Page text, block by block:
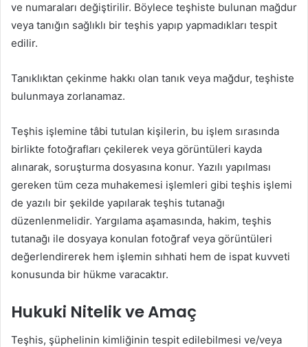
ve numaraları değiştirilir. Böylece teşhiste bulunan mağdur
veya tanığın sağlıklı bir teşhis yapıp yapmadıkları tespit
edilir.
Tanıklıktan çekinme hakkı olan tanık veya mağdur, teşhiste
bulunmaya zorlanamaz.
Teşhis işlemine tâbi tutulan kişilerin, bu işlem sırasında
birlikte fotoğrafları çekilerek veya görüntüleri kayda
alınarak, soruşturma dosyasına konur. Yazılı yapılması
gereken tüm ceza muhakemesi işlemleri gibi teşhis işlemi
de yazılı bir şekilde yapılarak teşhis tutanağı
düzenlenmelidir. Yargılama aşamasında, hakim, teşhis
tutanağı ile dosyaya konulan fotoğraf veya görüntüleri
değerlendirerek hem işlemin sıhhati hem de ispat kuvveti
konusunda bir hükme varacaktır.
Hukuki Nitelik ve Amaç
Teşhis, şüphelinin kimliğinin tespit edilebilmesi ve/veya